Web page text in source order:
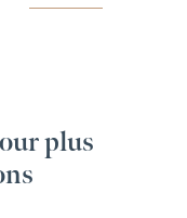
plus